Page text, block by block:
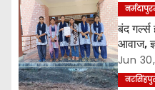
a
t
i
बंद
आवाज,
मुद्दा उठाया
Jun